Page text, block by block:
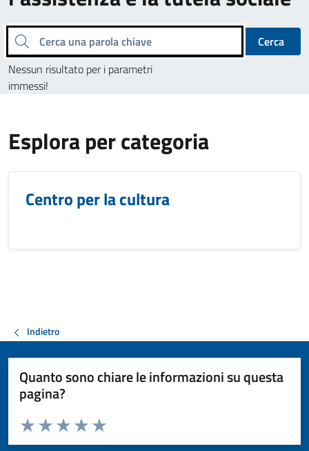
Cerca una parola chiave
Cerca
Nessun risultato per i parametri
immessi!
Esplora per categoria
Centro per la cultura
Indietro
Quanto sono chiare le informazioni su questa
pagina?
Valuta da 1 a 5 stelle la pagina
Valuta 5 stelle su 5
Valuta 4 stelle su 5
Valuta 3 stelle su 5
Valuta 2 stelle su 5
Valuta 1 stelle su 5